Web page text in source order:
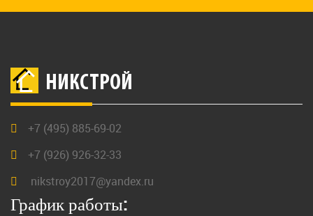
НИКСТРОЙ
+7 (495) 885-69-02
+7 (926) 926-32-33
nikstroy2017@yandex.ru
График работы: